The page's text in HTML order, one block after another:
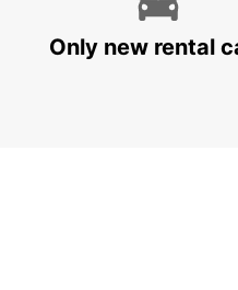
PARIS MONTPARNASSE RAILWAY STATION
Only new rental